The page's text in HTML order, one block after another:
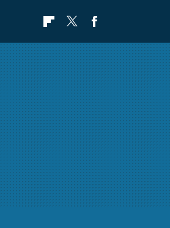
Flipboard
Twitter